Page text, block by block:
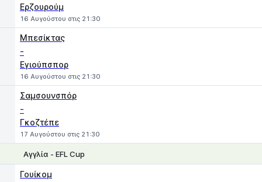
Ερζουρούμ
16 Αυγούστου στις 21:30
Μπεσίκτας
-
Εγιούπσπορ
16 Αυγούστου στις 21:30
Σαμσουνσπόρ
-
Γκοζτέπε
17 Αυγούστου στις 21:30
Αγγλία - EFL Cup
Γουίκομ